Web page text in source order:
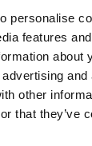
personalise
features
about
other
that they’ve